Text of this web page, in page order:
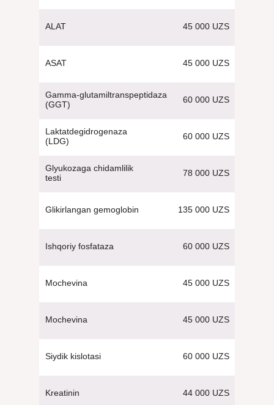
45 000 UZS
ALAT
45 000 UZS
ASAT
60 000 UZS
Gamma-glutamiltranspeptidaza
(GGT)
60 000 UZS
Laktatdegidrogenaza
(LDG)
78 000 UZS
Glyukozaga chidamlilik
testi
135 000 UZS
Glikirlangan gemoglobin
60 000 UZS
Ishqoriy fosfataza
45 000 UZS
Mochevina
45 000 UZS
Mochevina
60 000 UZS
Siydik kislotasi
44 000 UZS
Kreatinin